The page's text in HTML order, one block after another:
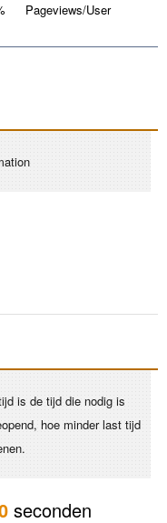
Pageviews/User
is de tijd die nodig is
hoe minder last tijd
seconden